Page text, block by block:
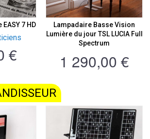
7 HD
€
Lampadaire Basse Vision
Lumière du jour TSL LUCIA Full
Spectrum
1 290,00 €